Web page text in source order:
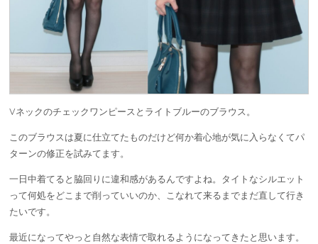
Vネックのチェックワンピースとライトブルーのブラウス。
このブラウスは夏に仕立てたものだけど何か着心地が気に入らなくてパ
ターンの修正を試みてます。
一日中着てると脇回りに違和感があるんですよね。タイトなシルエット
って何処をどこまで削っていいのか、こなれて来るまでまだ直して行き
たいです。
最近になってやっと自然な表情で取れるようになってきたと思います。